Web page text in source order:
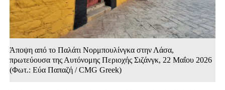
Άποψη από το Παλάτι Νορμπουλίνγκα στην Λάσα,
πρωτεύουσα της Αυτόνομης Περιοχής Σιζάνγκ, 22 Μαΐου 2026
(Φωτ.: Εύα Παπαζή / CMG Greek)